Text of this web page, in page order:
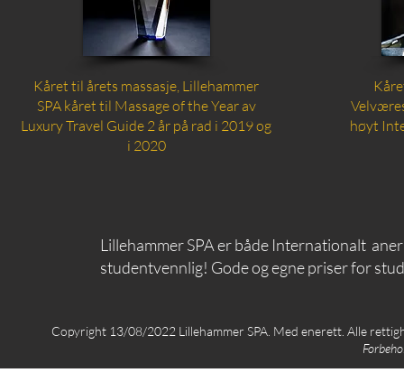
Kåret til årets massasje, Lillehammer
SPA kåret til Massage of the Year av
Luxury Travel Guide 2 år på rad i 2019 og
i 2020
høyt
Lillehammer SPA er både Internationalt
studentvennlig! Gode og egne priser for
Copyright 13/08/2022 Lillehammer SPA. Med enerett. Alle